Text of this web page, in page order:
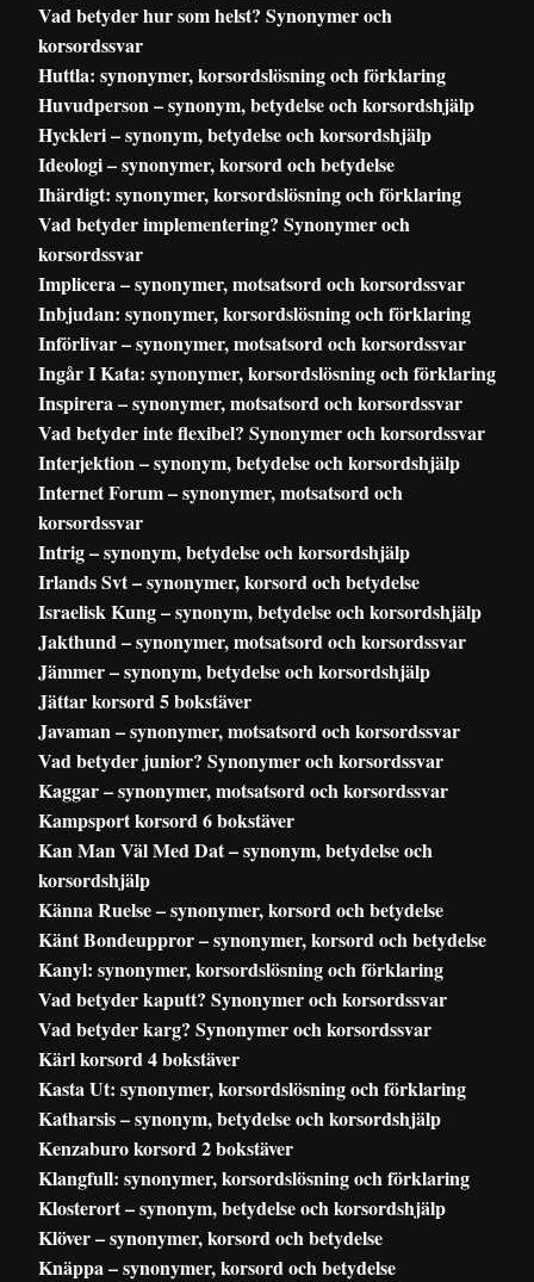
Vad betyder hur som helst? Synonymer och
korsordssvar
Huttla: synonymer, korsordslösning och förklaring
Huvudperson – synonym, betydelse och korsordshjälp
Hyckleri – synonym, betydelse och korsordshjälp
Ideologi – synonymer, korsord och betydelse
Ihärdigt: synonymer, korsordslösning och förklaring
Vad betyder implementering? Synonymer och
korsordssvar
Implicera – synonymer, motsatsord och korsordssvar
Inbjudan: synonymer, korsordslösning och förklaring
Införlivar – synonymer, motsatsord och korsordssvar
Ingår I Kata: synonymer, korsordslösning och förklaring
Inspirera – synonymer, motsatsord och korsordssvar
Vad betyder inte flexibel? Synonymer och korsordssvar
Interjektion – synonym, betydelse och korsordshjälp
Internet Forum – synonymer, motsatsord och
korsordssvar
Intrig – synonym, betydelse och korsordshjälp
Irlands Svt – synonymer, korsord och betydelse
Israelisk Kung – synonym, betydelse och korsordshjälp
Jakthund – synonymer, motsatsord och korsordssvar
Jämmer – synonym, betydelse och korsordshjälp
Jättar korsord 5 bokstäver
Javaman – synonymer, motsatsord och korsordssvar
Vad betyder junior? Synonymer och korsordssvar
Kaggar – synonymer, motsatsord och korsordssvar
Kampsport korsord 6 bokstäver
Kan Man Väl Med Dat – synonym, betydelse och
korsordshjälp
Känna Ruelse – synonymer, korsord och betydelse
Känt Bondeuppror – synonymer, korsord och betydelse
Kanyl: synonymer, korsordslösning och förklaring
Vad betyder kaputt? Synonymer och korsordssvar
Vad betyder karg? Synonymer och korsordssvar
Kärl korsord 4 bokstäver
Kasta Ut: synonymer, korsordslösning och förklaring
Katharsis – synonym, betydelse och korsordshjälp
Kenzaburo korsord 2 bokstäver
Klangfull: synonymer, korsordslösning och förklaring
Klosterort – synonym, betydelse och korsordshjälp
Klöver – synonymer, korsord och betydelse
Knäppa – synonymer, korsord och betydelse